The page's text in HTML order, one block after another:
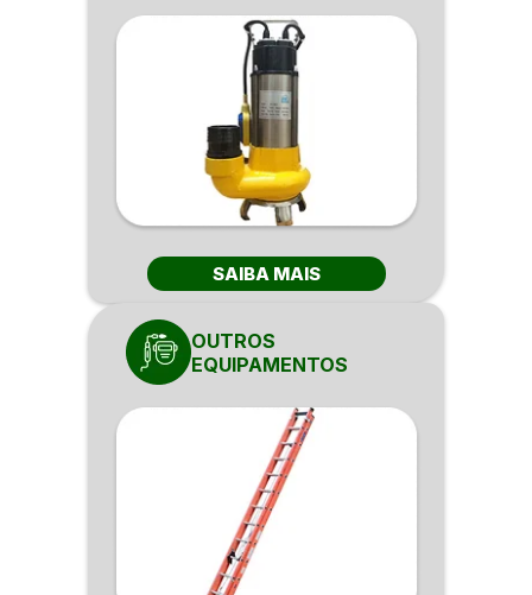
SAIBA MAIS
OUTROS
EQUIPAMENTOS